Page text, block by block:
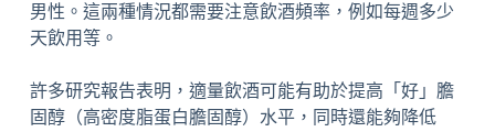
男性。這兩種情況都需要注意飲酒頻率，例如每週多少
天飲用等。
許多研究報告表明，適量飲酒可能有助於提高「好」膽
固醇（高密度脂蛋白膽固醇）水平，同時還能夠降低